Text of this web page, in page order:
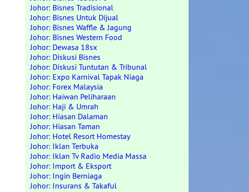
Johor: Bisnes Tradisional
Johor: Bisnes Untuk Dijual
Johor: Bisnes Waffle & Jagung
Johor: Bisnes Western Food
Johor: Dewasa 18sx
Johor: Diskusi Bisnes
Johor: Diskusi Tuntutan & Tribunal
Johor: Expo Karnival Tapak Niaga
Johor: Forex Malaysia
Johor: Haiwan Peliharaan
Johor: Haji & Umrah
Johor: Hiasan Dalaman
Johor: Hiasan Taman
Johor: Hotel Resort Homestay
Johor: Iklan Terbuka
Johor: Iklan Tv Radio Media Massa
Johor: Import & Eksport
Johor: Ingin Berniaga
Johor: Insurans & Takaful